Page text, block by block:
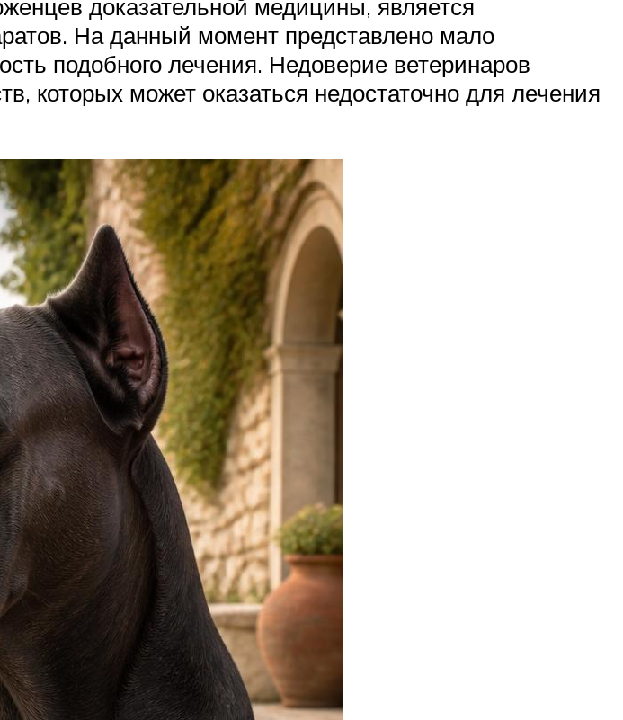
доказательной медицины, является
На данный момент представлено мало
подобного лечения. Недоверие ветеринаров
может оказаться недостаточно для лечения